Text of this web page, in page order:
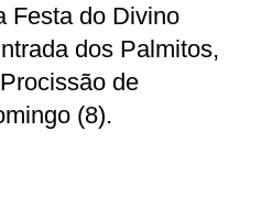
Festa do Divino
dos Palmitos,
de
(8).